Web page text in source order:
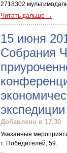
2718302
Читать дальше →
15 июня
Собрания
Добавлено в 17:30
Указанные
т. Победителей, 59.